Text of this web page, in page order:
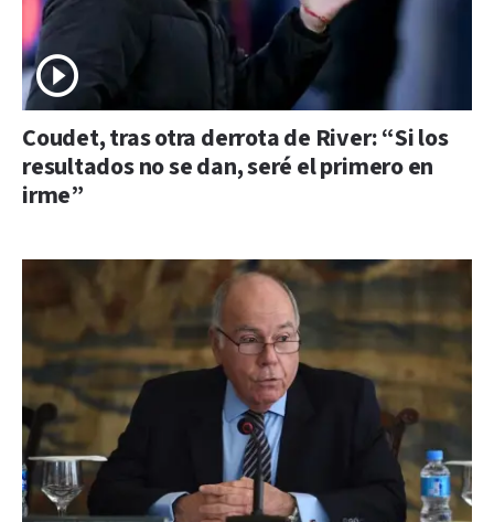
Coudet, tras otra derrota de River: “Si los
resultados no se dan, seré el primero en
irme”